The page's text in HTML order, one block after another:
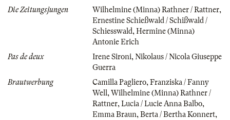
Die Zeitungsjungen
Wilhelmine (Minna) Rathner / Rattner,
Ernestine Schießwald / Schißwald /
Schiesswald, Hermine (Minna)
Antonie Erich
Pas de deux
Irene Sironi, Nikolaus / Nicola Giuseppe
Guerra
Brautwerbung
Camilla Pagliero, Franziska / Fanny
Well , Wilhelmine (Minna) Rathner /
Rattner, Lucia / Lucie Anna Balbo,
Emma Braun, Berta / Bertha Konnert,